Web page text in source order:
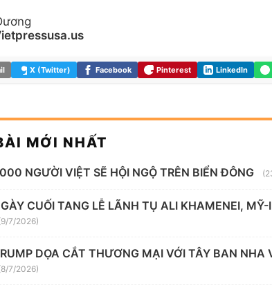
X (Twitter) Facebook Pinterest LinkedIn
MỚI NHẤT
NGƯỜI VIỆT SẼ HỘI NGỘ TRÊN BIỂN ĐÔNG
CUỐI TANG LỄ LÃNH TỤ ALI KHAMENEI,
7/2026)
DỌA CẮT THƯƠNG MẠI VỚI TÂY BAN NHA
7/2026)